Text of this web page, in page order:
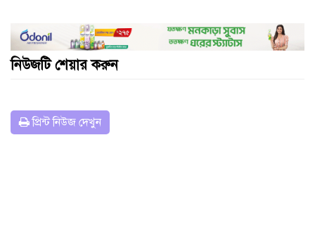
নিউজটি শেয়ার করুন
প্রিন্ট নিউজ দেখুন